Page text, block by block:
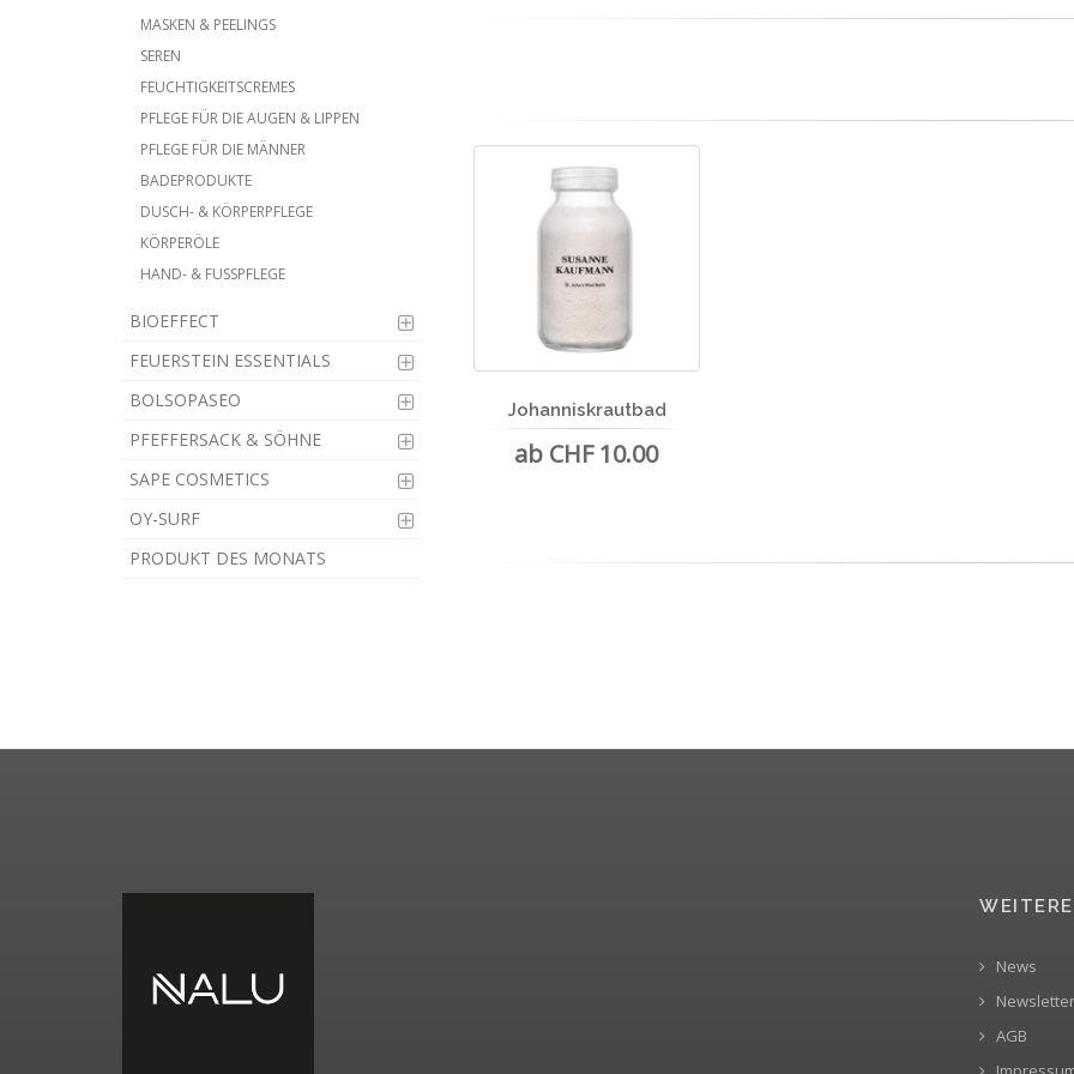
MASKEN & PEELINGS
SEREN
FEUCHTIGKEITSCREMES
PFLEGE FÜR DIE AUGEN & LIPPEN
PFLEGE FÜR DIE MÄNNER
BADEPRODUKTE
DUSCH- & KÖRPERPFLEGE
KÖRPERÖLE
HAND- & FUSSPFLEGE
BIOEFFECT
FEUERSTEIN ESSENTIALS
BOLSOPASEO
PFEFFERSACK & SÖHNE
SAPE COSMETICS
OY-SURF
PRODUKT DES MONATS
Johanniskrautbad
ab CHF 10.00
News
Newsletter
AGB